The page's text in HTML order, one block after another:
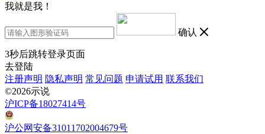
我就是我！
确认
3秒后跳转登录页面
去登陆
注册声明 隐私声明 常见问题 申请试用 联系我们
©2026示说
沪ICP备18027414号
沪公网安备31011702004679号